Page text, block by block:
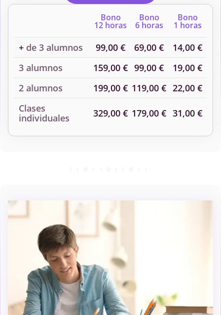
Bono
12 horas
Bono
6 horas
Bono
1 horas
+ de 3 alumnos 99,00 € 69,00 €
14,00 €
3 alumnos
159,00 € 99,00 €
19,00 €
2 alumnos
199,00 € 119,00 € 22,00 €
Clases
individuales
329,00 € 179,00 € 31,00 €